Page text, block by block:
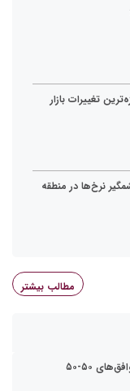
تغییرات بازار
نرخ‌ها در منطقه
مطالب بیشتر